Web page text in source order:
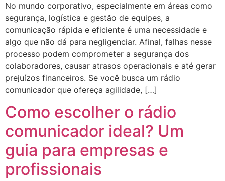
No mundo corporativo, especialmente em áreas como
segurança, logística e gestão de equipes, a
comunicação rápida e eficiente é uma necessidade e
algo que não dá para negligenciar. Afinal, falhas nesse
processo podem comprometer a segurança dos
colaboradores, causar atrasos operacionais e até gerar
prejuízos financeiros. Se você busca um rádio
comunicador que ofereça agilidade, […]
Como escolher o rádio
comunicador ideal? Um
guia para empresas e
profissionais